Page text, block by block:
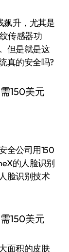
飙升，尤其是
传感器功
但是就是这
真的安全吗?
全公司用150
的人脸识别
脸识别技术
面积的皮肤